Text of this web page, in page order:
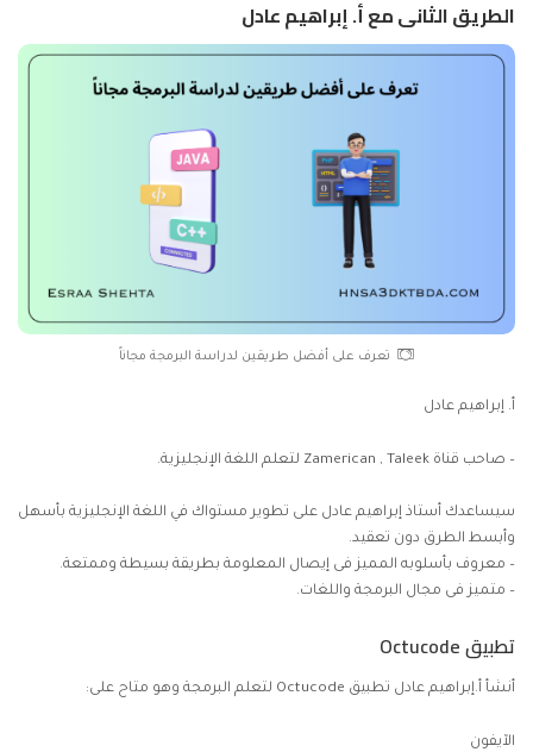
الطريق الثانى مع أ. إبراهيم عادل
تعرف على أفضل طريقين لدراسة البرمجة مجاناً
أ. إبراهيم عادل
– صاحب قناة Zamerican , Taleek لتعلم اللغة الإنجليزية.
سيساعدك أستاذ إبراهيم عادل على تطوير مستواك في اللغة الإنجليزية بأسهل
وأبسط الطرق دون تعقيد.
– معروف بأسلوبه المميز فى إيصال المعلومة بطريقة بسيطة وممتعة.
– متميز فى مجال البرمجة واللغات.
تطبيق Octucode
أنشأ أ.إبراهيم عادل تطبيق Octucode لتعلم البرمجة وهو متاح على:
الآيفون